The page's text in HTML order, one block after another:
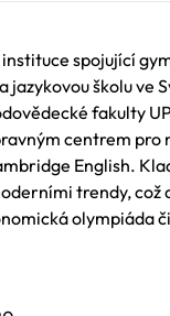
spojující
jazykovou školu ve
fakulty
centrem pro
English.
trendy, což
olympiáda